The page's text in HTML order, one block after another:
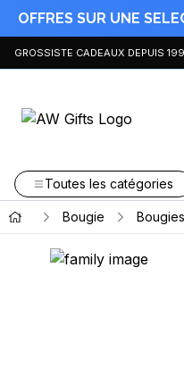
OFFRES SUR UNE
GROSSISTE CADEAUX DEPUIS
Toutes les catégories
Bougie